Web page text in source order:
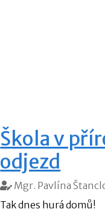
Škola v
odjezd
Mgr. Pavlína
Tak dnes hurá domů!